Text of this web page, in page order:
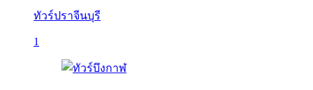
ทัวร์ปราจีนบุรี
1